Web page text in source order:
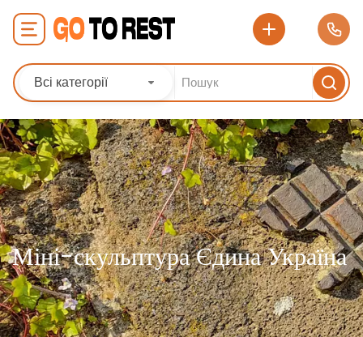
Всі категорії
Міні-скульптура Єдина Україна